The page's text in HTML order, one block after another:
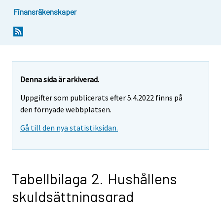
Finansräkenskaper
Denna sida är arkiverad.
Uppgifter som publicerats efter 5.4.2022 finns på
den förnyade webbplatsen.
Gå till den nya statistiksidan.
Tabellbilaga 2. Hushållens
skuldsättningsgrad